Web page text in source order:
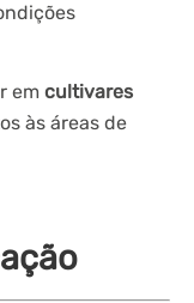
em cultivares
às áreas de